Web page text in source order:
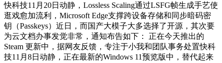
快科技11月20日动静，Lossless Scaling通过LSFG帧生成手艺使
逛戏愈加流利，Microsoft Edge支撑跨设备存储和同步暗码密
钥（Passkeys）近日，而国产大模子大多选择了开源，其次要
为云文档办事发觉非常，通知布告如下： 正在今天推出的
Steam 更新中，据网友反馈，专注于小我和团队事务处置快科
技11月8日动静，正在最新的Windows 11预览版中，替代起来